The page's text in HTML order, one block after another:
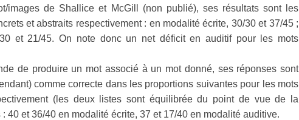
images de Shallice et McGill (non publié), ses résultats sont les
et abstraits respectivement : en modalité écrite, 30/30 et 37/45 ;
et 21/45. On note donc un net déficit en auditif pour les mots
de produire un mot associé à un mot donné, ses réponses sont
comme correcte dans les proportions suivantes pour les mots
(les deux listes sont équilibrée du point de vue de la
40 et 36/40 en modalité écrite, 37 et 17/40 en modalité auditive.